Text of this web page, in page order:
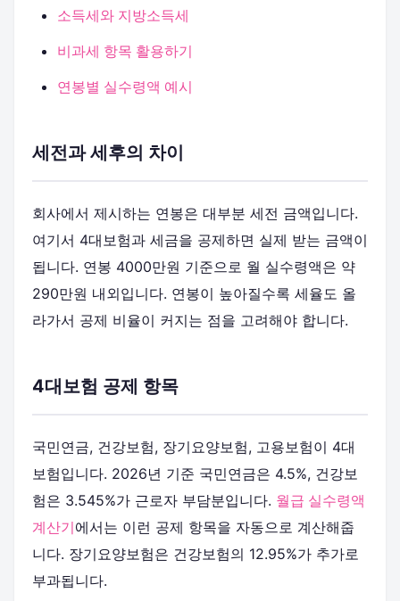
소득세와 지방소득세
비과세 항목 활용하기
연봉별 실수령액 예시
세전과 세후의 차이
회사에서 제시하는 연봉은 대부분 세전 금액입니다.
여기서 4대보험과 세금을 공제하면 실제 받는 금액이
됩니다. 연봉 4000만원 기준으로 월 실수령액은 약
290만원 내외입니다. 연봉이 높아질수록 세율도 올
라가서 공제 비율이 커지는 점을 고려해야 합니다.
4대보험 공제 항목
국민연금, 건강보험, 장기요양보험, 고용보험이 4대
보험입니다. 2026년 기준 국민연금은 4.5%, 건강보
험은 3.545%가 근로자 부담분입니다. 월급 실수령액
계산기에서는 이런 공제 항목을 자동으로 계산해줍
니다. 장기요양보험은 건강보험의 12.95%가 추가로
부과됩니다.